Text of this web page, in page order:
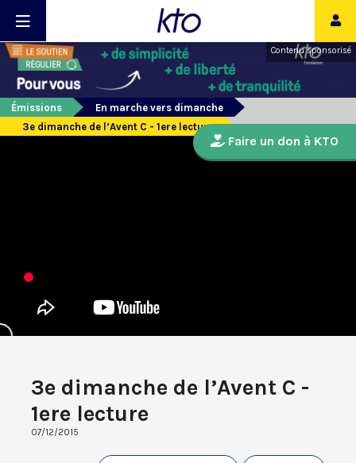
Contenu sponsorisé
Émissions
En marche vers dimanche
3e dimanche de l’Avent C - 1ere lecture
3e dimanche de l’Avent C -
1ere lecture
07/12/2015
Faire un don à KTO